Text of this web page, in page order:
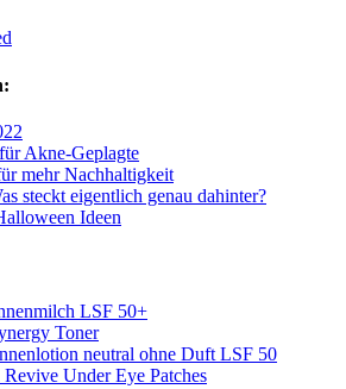
Akne-Geplagte
mehr Nachhaltigkeit
steckt eigentlich genau dahinter?
Ideen
LSF 50+
Toner
neutral ohne Duft LSF 50
Under Eye Patches